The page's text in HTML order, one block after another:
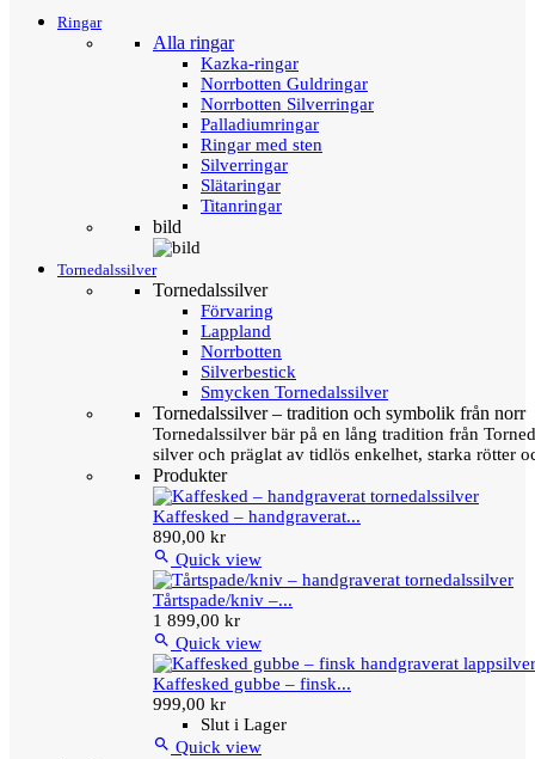
Ringar
Alla ringar
Kazka-ringar
Norrbotten Guldringar
Norrbotten Silverringar
Palladiumringar
Ringar med sten
Silverringar
Slätaringar
Titanringar
bild
Tornedalssilver
Tornedalssilver
Förvaring
Lappland
Norrbotten
Silverbestick
Smycken Tornedalssilver
Tornedalssilver – tradition och symbolik från norr
Tornedalssilver bär på en lång tradition från
silver och präglat av tidlös enkelhet, starka rötter
Produkter
Kaffesked – handgraverat...
890,00 kr
 Quick view
Tårtspade/kniv –...
1 899,00 kr
 Quick view
Kaffesked gubbe – finsk...
999,00 kr
Slut i Lager
 Quick view